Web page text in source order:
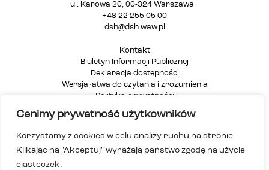
Cenimy prywatność użytkowników
Korzystamy z cookies w celu analizy ruchu na stronie.
Klikając na "Akceptuj" wyrażają państwo zgodę na użycie
ciasteczek.
ul. Karowa 20, 00-324 Warszawa
+48 22 255 05 00
dsh@dsh.waw.pl
Kontakt
Biuletyn Informacji Publicznej
Deklaracja dostępności
Wersja łatwa do czytania i zrozumienia
Polityka prywatności
Mapa strony